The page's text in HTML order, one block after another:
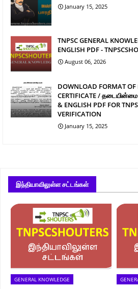
January 15, 2025
TNPSC GENERAL
ENGLISH PDF -
August 06, 2026
DOWNLOAD FORMAT OF
CERTIFICATE /
& ENGLISH PDF FOR
VERIFICATION
January 15, 2025
இந்தியாவிலுள்ள சட்டங்கள்
GENERAL KNOWLEDGE